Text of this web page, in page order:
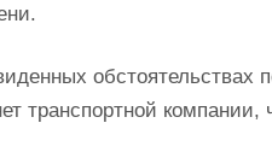
обстоятельствах
транспортной